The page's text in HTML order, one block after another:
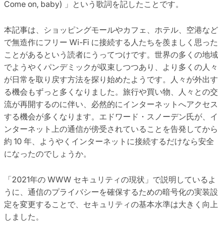
Come on, baby) 」という歌詞を記したことです。
本記事は、ショッピングモールやカフェ、ホテル、空港など
で無造作にフリー Wi-Fi に接続する人たちを羨ましく思った
ことがあるという読者にうってつけです。世界の多くの地域
でようやくパンデミックが収束しつつあり、より多くの人々
が日常を取り戻す方法を探り始めたようです。人々が外出す
る機会もずっと多くなりました。旅行や買い物、人々との交
流が再開するのに伴い、必然的にインターネットへアクセス
する機会が多くなります。エドワード・スノーデン氏が、イ
ンターネット上の通信が傍受されていることを告発してから
約 10 年、ようやくインターネットに接続するだけなら安全
になったのでしょうか。
「2021年の WWW セキュリティの現状」で説明しているよ
うに、通信のプライバシーを確保するための暗号化の実装設
定を変更することで、セキュリティの基本水準は大きく向上
しました。